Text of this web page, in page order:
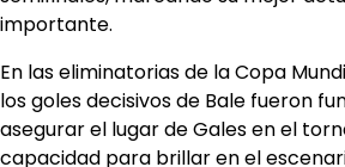
importante.
En las eliminatorias de la Copa
los goles decisivos de Bale fueron
asegurar el lugar de Gales en el
capacidad para brillar en el